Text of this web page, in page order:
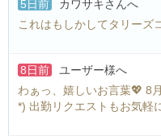
5日前 カワサキさんへ
これはもしかしてタリーズ
8日前 ユーザー様へ
わぁっ、嬉しいお言葉💖 8
*) 出勤リクエストもお気軽